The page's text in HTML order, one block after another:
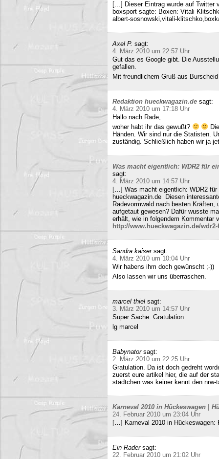
[…] Dieser Eintrag wurde auf Twitter
boxsport sagte: Boxen: Vitali
albert-sosnowski,vitali-
Axel P. sagt:
4. März 2010 um 22:57 Uhr
Gut das es Google gibt. Die
gefallen.
Mit freundlichem Gruß aus Burscheid
Redaktion hueckwagazin.de sagt:
4. März 2010 um 17:18 Uhr
Hallo nach Rade,
woher habt ihr das gewußt?
Händen. Wir sind nur die Statisten.
zuständig. Schließlich haben wir ja
Was macht eigentlich: WDR2 für
sagt:
4. März 2010 um 14:57 Uhr
[…] Was macht eigentlich: WDR2
hueckwagazin.de Diesen
Radevormwald nach besten
aufgetaut gewesen? Dafür wusste
erhält, wie in folgendem Kommentar
http://www.hueckwagazin.de/
Sandra kaiser sagt:
4. März 2010 um 10:04 Uhr
Wir habens ihm doch gewünscht ;-))
Also lassen wir uns überraschen.
marcel thiel sagt:
3. März 2010 um 14:57 Uhr
Super Sache. Gratulation
lg marcel
Babynator sagt:
2. März 2010 um 22:25 Uhr
Gratulation. Da ist doch gedreht
zuerst eure artikel hier, die auf der
städtchen was keiner kennt den nrw-
Karneval 2010 in Hückeswagen |
24. Februar 2010 um 23:04 Uhr
[…] Karneval 2010 in Hückeswagen:
Ein Rader sagt:
22. Februar 2010 um 21:02 Uhr